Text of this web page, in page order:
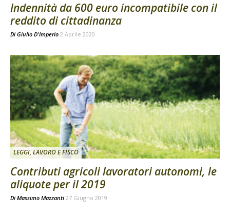
Indennità da 600 euro incompatibile con il
reddito di cittadinanza
Di Giulio D'Imperio 2 Aprile 2020
LEGGI, LAVORO E FISCO
Contributi agricoli lavoratori autonomi, le
aliquote per il 2019
Di Massimo Mazzanti 27 Giugno 2019